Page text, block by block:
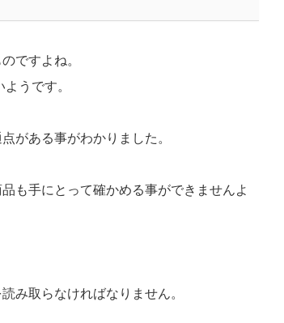
ですよね。
うです。
がある事がわかりました。
も手にとって確かめる事ができませんよ
み取らなければなりません。